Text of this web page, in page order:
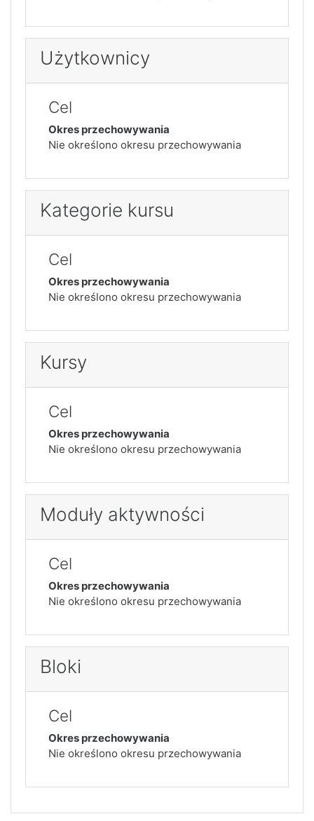
Użytkownicy
Cel
Okres przechowywania
Nie określono okresu przechowywania
Kategorie kursu
Cel
Okres przechowywania
Nie określono okresu przechowywania
Kursy
Cel
Okres przechowywania
Nie określono okresu przechowywania
Moduły aktywności
Cel
Okres przechowywania
Nie określono okresu przechowywania
Bloki
Cel
Okres przechowywania
Nie określono okresu przechowywania